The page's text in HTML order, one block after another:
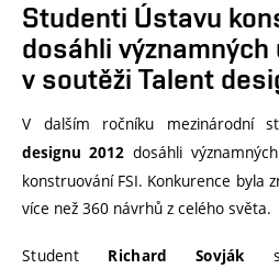
Studenti Ústavu
dosáhli významných
v soutěži Talent
V dalším ročníku mezinárodní
designu 2012 dosáhli
konstruování FSI. Konkurence byla
více než 360 návrhů z celého světa.
Student Richard Sovják s